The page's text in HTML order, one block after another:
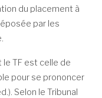
du placement à
par les
TF est celle de
pour se prononcer
Selon le Tribunal